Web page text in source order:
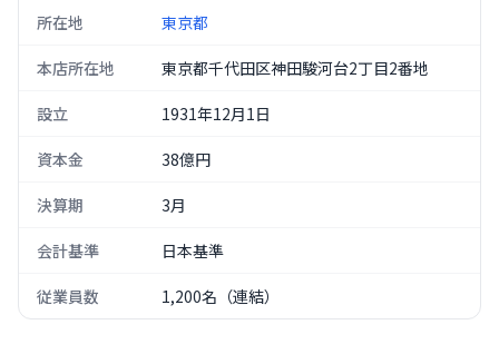
所在地 東京都
本店所在地 東京都千代田区神田駿河台2丁目2番地
設立 1931年12月1日
資本金 38億円
決算期 3月
会計基準 日本基準
従業員数 1,200名（連結）